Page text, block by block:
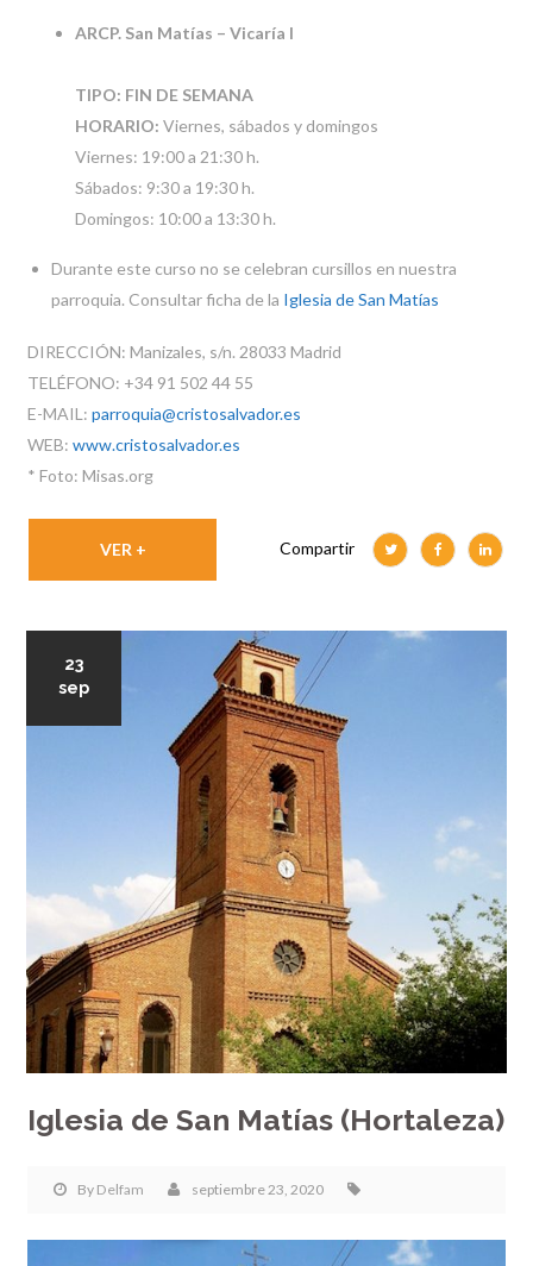
ARCP. San Matías – Vicaría I
TIPO: FIN DE SEMANA
HORARIO: Viernes, sábados y domingos
Viernes: 19:00 a 21:30 h.
Sábados: 9:30 a 19:30 h.
Domingos: 10:00 a 13:30 h.
Durante este curso no se celebran cursillos en nuestra
parroquia. Consultar ficha de la Iglesia de San Matías
DIRECCIÓN: Manizales, s/n. 28033 Madrid
TELÉFONO: +34 91 502 44 55
E-MAIL:parroquia@cristosalvador.es
WEB:www.cristosalvador.es
* Foto: Misas.org
VER + Compartir
23
sep
Iglesia de San Matías (Hortaleza)
By Delfam septiembre 23, 2020